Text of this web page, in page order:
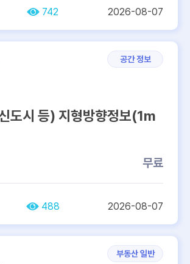
742 2026-08-07
공간 정보
도시 등) 지형방향정보(1m
무료
488 2026-08-07
부동산 일반